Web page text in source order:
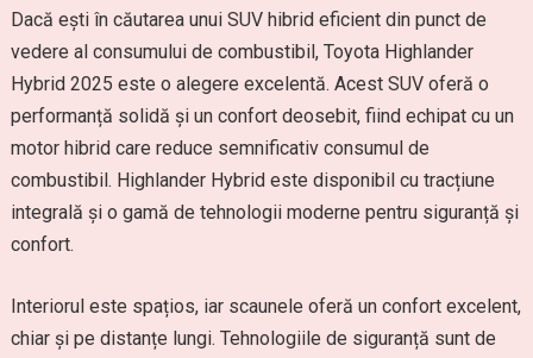
Dacă ești în căutarea unui SUV hibrid eficient din punct de
vedere al consumului de combustibil, Toyota Highlander
Hybrid 2025 este o alegere excelentă. Acest SUV oferă o
performanță solidă și un confort deosebit, fiind echipat cu un
motor hibrid care reduce semnificativ consumul de
combustibil. Highlander Hybrid este disponibil cu tracțiune
integrală și o gamă de tehnologii moderne pentru siguranță și
confort.
Interiorul este spațios, iar scaunele oferă un confort excelent,
chiar și pe distanțe lungi. Tehnologiile de siguranță sunt de